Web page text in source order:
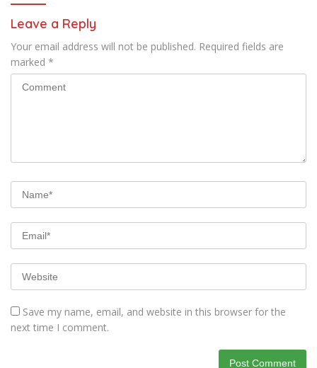
Leave a Reply
Your email address will not be published. Required fields are
marked *
Save my name, email, and website in this browser for the
next time I comment.